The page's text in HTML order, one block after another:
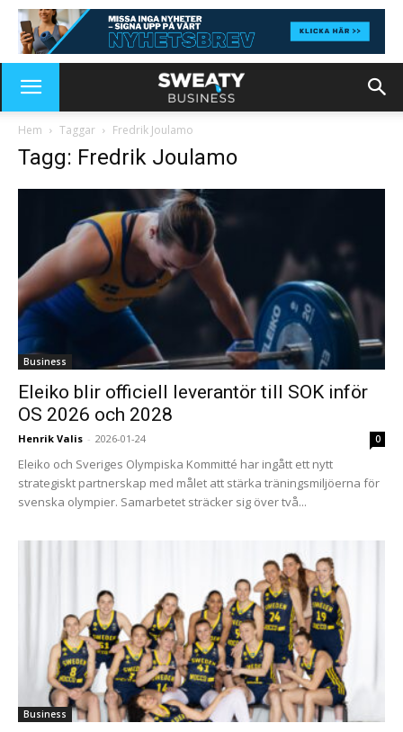
Hem Taggar Fredrik Joulamo
Tagg: Fredrik Joulamo
Business
Eleiko blir officiell leverantör till SOK inför
OS 2026 och 2028
Henrik Valis - 2026-01-24 0
Eleiko och Sveriges Olympiska Kommitté har ingått ett nytt
strategiskt partnerskap med målet att stärka träningsmiljöerna för
svenska olympier. Samarbetet sträcker sig över två...
Business